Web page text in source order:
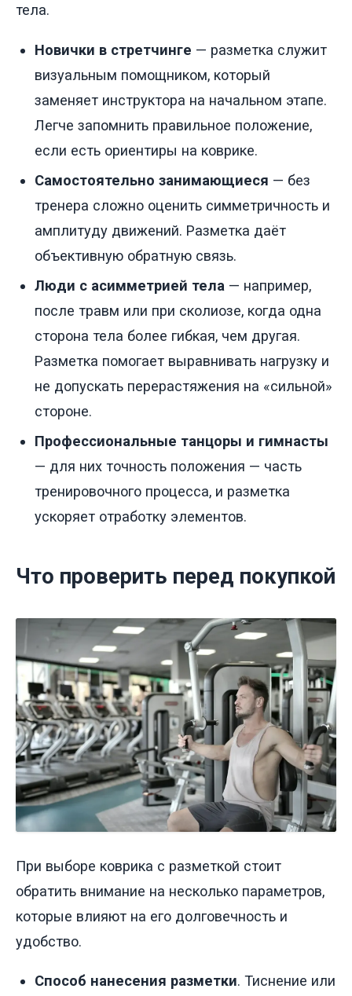
тела.
Новички в стретчинге — разметка служит
визуальным помощником, который
заменяет инструктора на начальном этапе.
Легче запомнить правильное положение,
если есть ориентиры на коврике.
Самостоятельно занимающиеся — без
тренера сложно оценить симметричность и
амплитуду движений. Разметка даёт
объективную обратную связь.
Люди с асимметрией тела — например,
после травм или при сколиозе, когда одна
сторона тела более гибкая, чем другая.
Разметка помогает выравнивать нагрузку и
не допускать перерастяжения на «сильной»
стороне.
Профессиональные танцоры и гимнасты
— для них точность положения — часть
тренировочного процесса, и разметка
ускоряет отработку элементов.
Что проверить перед покупкой
При выборе коврика с разметкой стоит
обратить внимание на несколько параметров,
которые влияют на его долговечность и
удобство.
Способ нанесения разметки. Тиснение или